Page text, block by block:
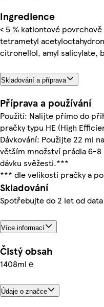
Ingredience
< 5 % kationtové
tetrametyl
citronellol, amyl salicylate,
Skladování a příprava
Příprava a používání
Použití: Nalijte přímo do
pračky typu HE (High
Dávkování: Použijte 22 ml
větším množství prádla 6-
dávku svěžesti.***
*** dle velikosti pračky a
Skladování
Spotřebujte do 2 let od
Více informací
Čistý obsah
1408ml ℮
Údaje o značce